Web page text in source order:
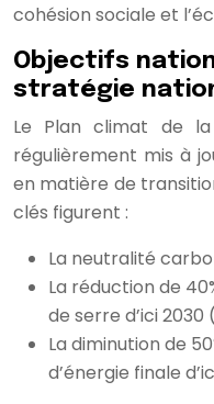
cohésion sociale et
Objectifs
stratégie
Le Plan climat de
régulièrement mis à
en matière de
clés figurent :
La neutralité
La réduction de
de serre d’ici
La diminution de
d’énergie finale